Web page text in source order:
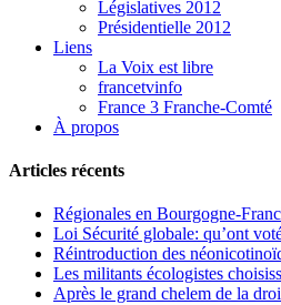
Législatives 2012
Présidentielle 2012
Liens
La Voix est libre
francetvinfo
France 3 Franche-Comté
À propos
Articles récents
Régionales en Bourgogne-
Loi Sécurité globale: qu’ont
Réintroduction des
Les militants écologistes
Après le grand chelem de la